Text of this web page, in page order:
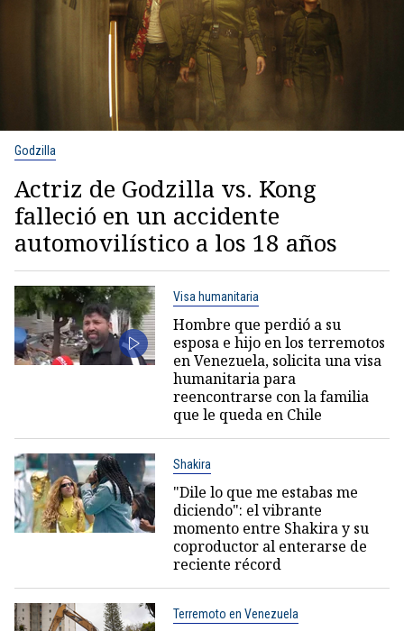
Godzilla
Actriz de Godzilla vs. Kong
falleció en un accidente
automovilístico a los 18 años
Visa humanitaria
Hombre que perdió a su
esposa e hijo en los terremotos
en Venezuela, solicita una visa
humanitaria para
reencontrarse con la familia
que le queda en Chile
Shakira
"Dile lo que me estabas me
diciendo": el vibrante
momento entre Shakira y su
coproductor al enterarse de
reciente récord
Terremoto en Venezuela